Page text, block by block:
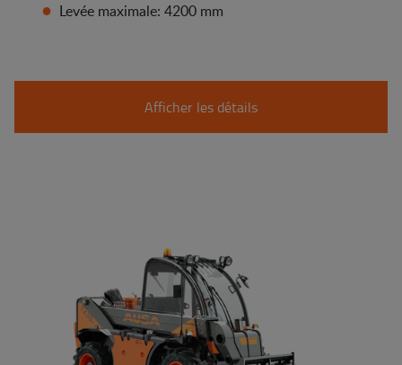
Levée maximale: 4200 mm
Afficher les détails